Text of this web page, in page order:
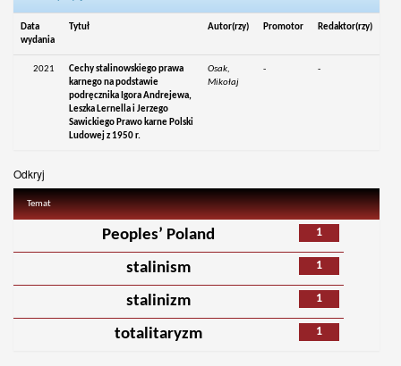
Data
wydania
Tytuł Autor(rzy) Promotor Redaktor(rzy)
2021
Cechy stalinowskiego prawa
karnego na podstawie
podręcznika Igora Andrejewa,
Leszka Lernella i Jerzego
Sawickiego Prawo karne Polski
Ludowej z 1950 r.
Osak,
Mikołaj
- -
Odkryj
Temat
1
Peoples’ Poland
1
stalinism
1
stalinizm
1
totalitaryzm